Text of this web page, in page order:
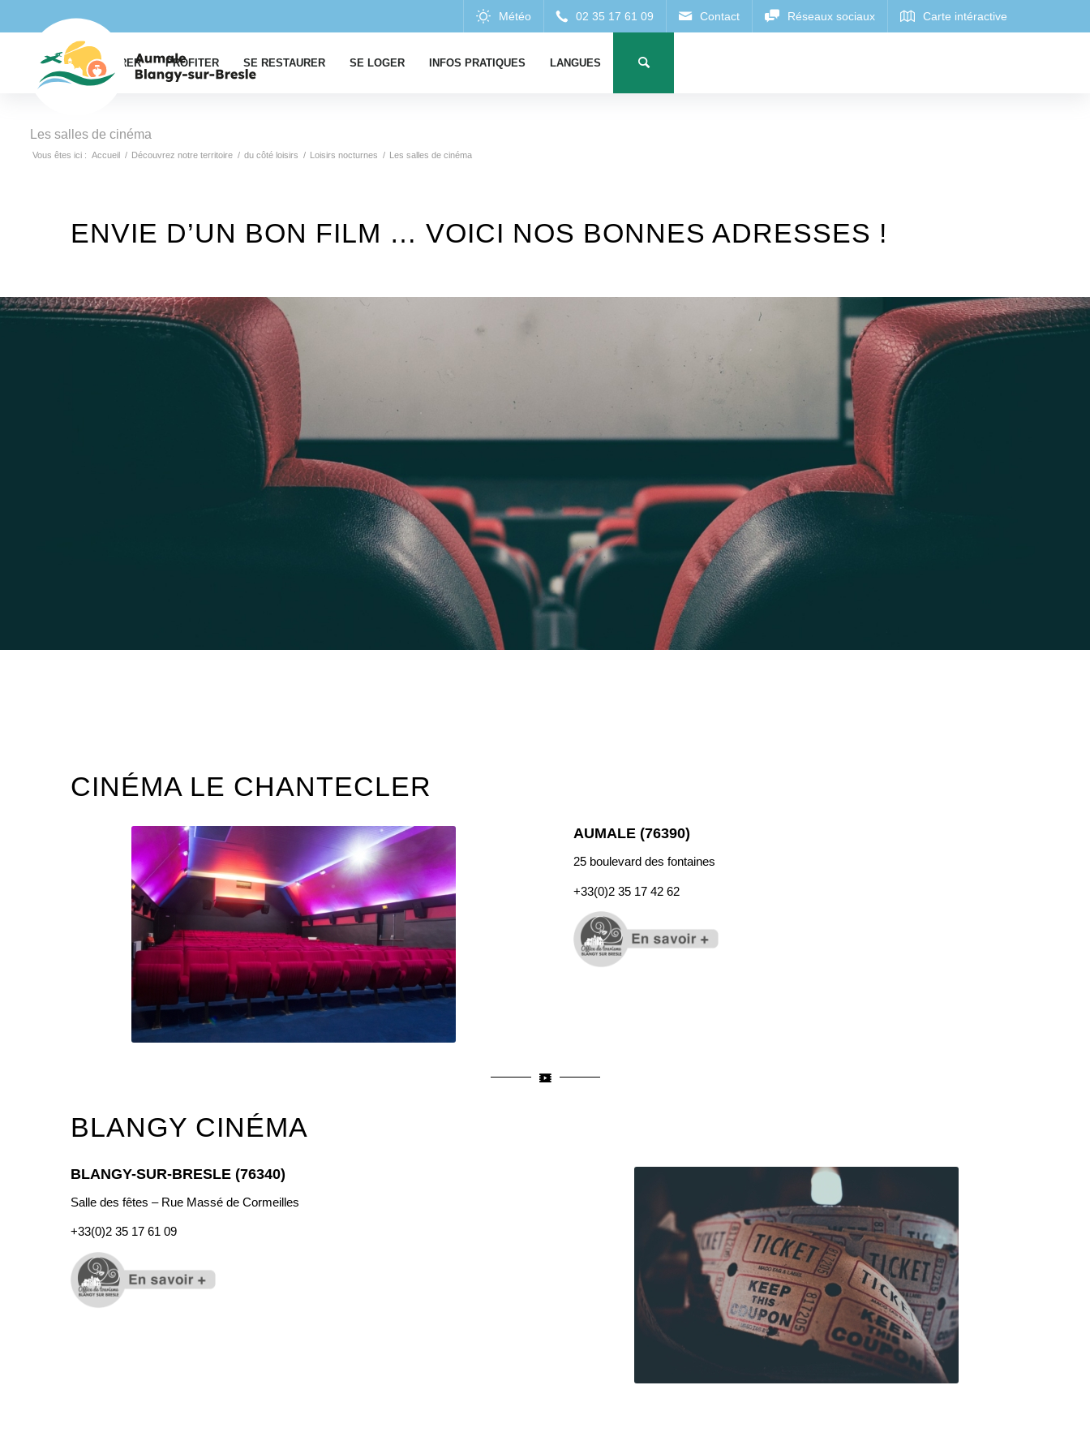
EXPLORER PROFITER SE RESTAURER SE LOGER INFOS PRATIQUES LANGUES
Les salles de cinéma
Vous êtes ici : Accueil / Découvrez notre territoire / du côté loisirs / Loisirs nocturnes / Les salles de cinéma
ENVIE D’UN BON FILM … VOICI NOS BONNES ADRESSES !
CINÉMA LE CHANTECLER
AUMALE (76390)
25 boulevard des fontaines
+33(0)2 35 17 42 62
BLANGY CINÉMA
BLANGY-SUR-BRESLE (76340)
Salle des fêtes – Rue Massé de Cormeilles
+33(0)2 35 17 61 09